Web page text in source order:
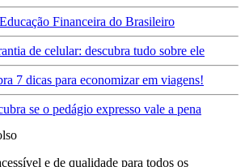
Financeira do Brasileiro
de celular: descubra tudo sobre ele
7 dicas para economizar em viagens!
se o pedágio expresso vale a pena
e de qualidade para todos os